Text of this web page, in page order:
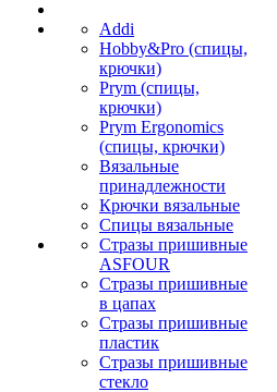
Addi
Hobby&Pro (спицы,
крючки)
Prym (спицы,
крючки)
Prym Ergonomics
(спицы, крючки)
Вязальные
принадлежности
Крючки вязальные
Спицы вязальные
Стразы пришивные
ASFOUR
Стразы пришивные
в цапах
Стразы пришивные
пластик
Стразы пришивные
стекло